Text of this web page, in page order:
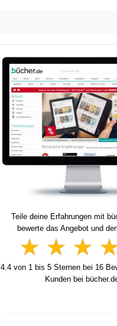
Teile deine Erfahrungen mit
bewerte das Angebot und
4.4 von 1 bis 5 Sternen bei 16
Kunden bei